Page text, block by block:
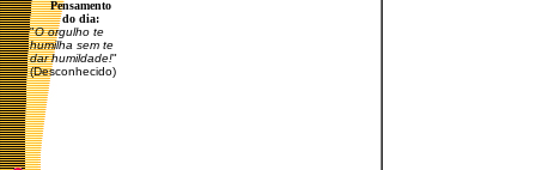
Pensamento
do dia:
"O orgulho te
humilha sem te
dar humildade!"
(Desconhecido)